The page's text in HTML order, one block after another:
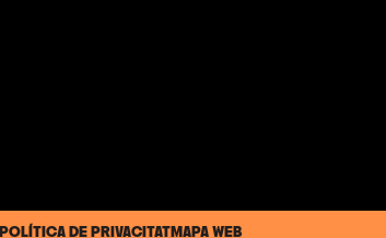
POLÍTICA DE PRIVACITAT MAPA WEB